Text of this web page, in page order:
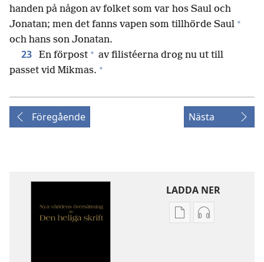
handen på någon av folket som var hos Saul och
Jonatan; men det fanns vapen som tillhörde Saul +
och hans son Jonatan.
23 En förpost + av filistéerna drog nu ut till
passet vid Mikmas. +
Föregående Nästa
LADDA NER
Valmöjligheter